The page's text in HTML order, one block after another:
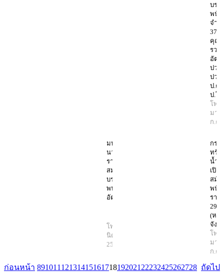
บรร
พนัก
จำน
37
คุณ
รวม
อัตร
ปวช
ปวส
ป.ต
ป.โท
โพส
มา
ก.ค.
มหาวิทยาลัย
นวมินทราธิ
ราช เปิดรับ
สมัครสอบ
บรรจุเป็น
พนักงาน 92
อัตรา
โพสต์โดย มา
นิตย์
2568
กรม
ทรัพ
น้ำบ
เปิด
สมัค
พนัก
ราช
29
(หล
จังห
โพส
มา
ก.ค.
ก่อนหน้า 891011 12131415161718192021 22232425262728 ถัดไป